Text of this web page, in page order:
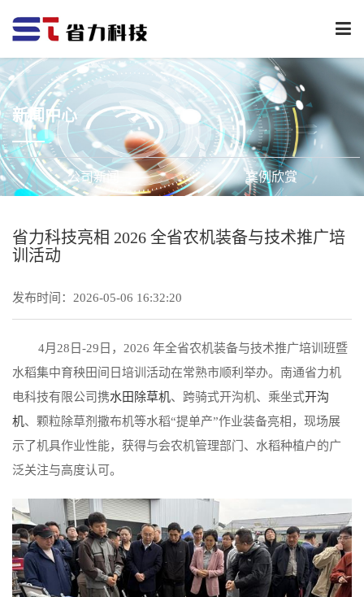
下
拉
菜
单
新闻中心
公司新闻 案例欣赏
省力科技亮相 2026 全省农机装备与技术推广培
训活动
发布时间：2026-05-06 16:32:20
4月28日-29日，2026 年全省农机装备与技术推广培训班暨
水稻集中育秧田间日培训活动在常熟市顺利举办。南通省力机
电科技有限公司携水田除草机、跨骑式开沟机、乘坐式开沟
机、颗粒除草剂撒布机等水稻“提单产”作业装备亮相，现场展
示了机具作业性能，获得与会农机管理部门、水稻种植户的广
泛关注与高度认可。